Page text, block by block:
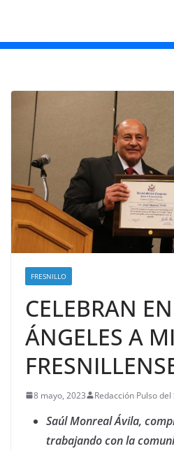
FRESNILLO
CELEBRAN
ÁNGELES A
8 mayo, 2023 Redacción Pulso del
Saúl Monreal Ávila,
trabajando con la